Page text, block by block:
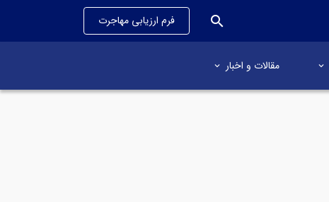
فرم ارزیابی مهاجرت search
مقالات و اخبار